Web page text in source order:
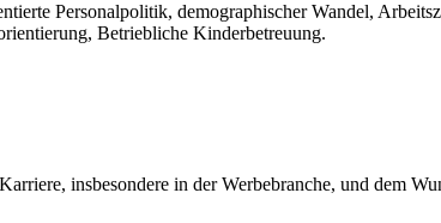
Personalpolitik, demographischer Wandel,
Betriebliche Kinderbetreuung.
insbesondere in der Werbebranche, und dem